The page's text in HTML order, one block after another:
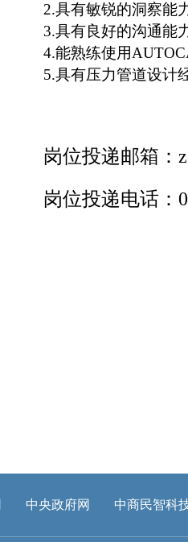
2.具有敏锐的洞察能
3.具有良好的沟通能
4.能熟练使用
5.具有压力管道设计
岗位投递邮箱：
岗位投递电话：
中央政府网 中商民智科